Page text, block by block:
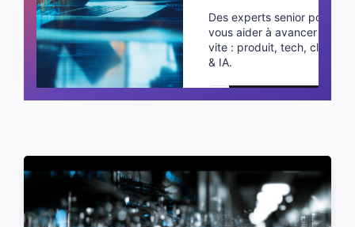
Des experts senior pour
vous aider à avancer plus
vite : produit, tech, cloud
& IA.
Planifier un appel